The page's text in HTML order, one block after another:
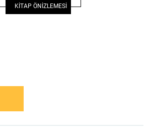
Kesişimler
KİTAP ÖNİZLEMESİ